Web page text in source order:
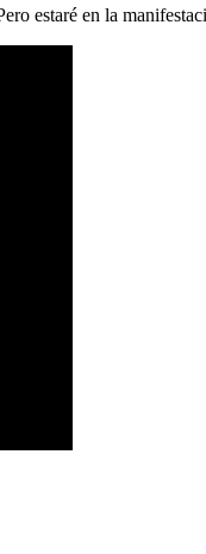
estaré en la